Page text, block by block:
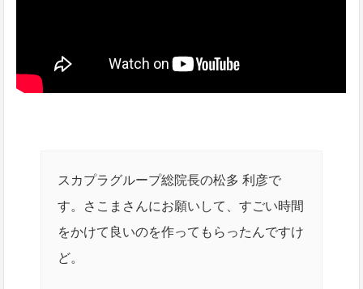
スカプラグループ総院長の松多 利彦で
す。さこまさんにお願いして、すごい時間
をかけて良いのを作ってもらったんですけ
ど。